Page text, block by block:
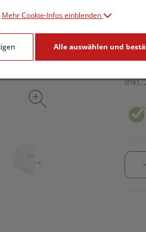
1
inkl.
Mehr Cookie-Infos einblenden
Alle auswählen und